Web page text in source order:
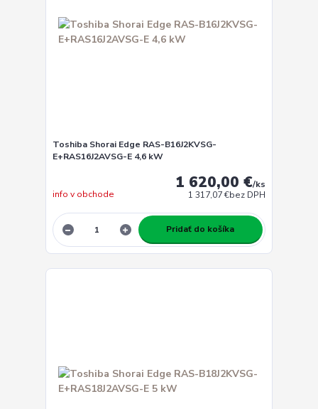
Toshiba Shorai Edge RAS-B16J2KVSG-
E+RAS16J2AVSG-E 4,6 kW
1 620,00 €/ks
1 317,07 €bez DPH
info v obchode
Pridať do košíka